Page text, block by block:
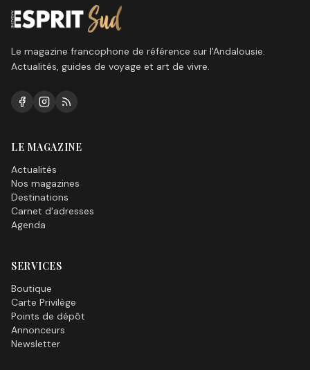
Le magazine francophone de référence sur l'Andalousie.
Actualités, guides de voyage et art de vivre.
LE MAGAZINE
Actualités
Nos magazines
Destinations
Carnet d'adresses
Agenda
SERVICES
Boutique
Carte Privilège
Points de dépôt
Annonceurs
Newsletter